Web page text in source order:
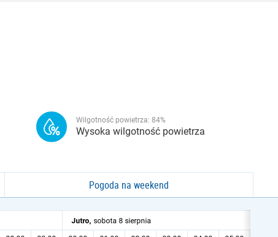
Wilgotność powietrza: 84%
Wysoka wilgotność powietrza
Pogoda na weekend